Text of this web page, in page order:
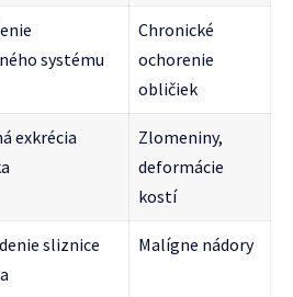
systému
Chronické
ochorenie
obličiek
exkrécia
Zlomeniny,
deformácie
kostí
sliznice
Malígne nádory